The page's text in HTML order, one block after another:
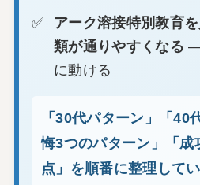
アーク溶接特別教育
類が通りやすくなる —
に動ける
「30代パターン」「40
悔3つのパターン」「成
点」を順番に整理して